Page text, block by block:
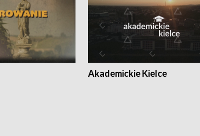
Akademickie Kielce